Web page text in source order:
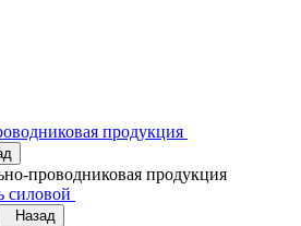
продукция
проводниковая продукция
силовой
Назад